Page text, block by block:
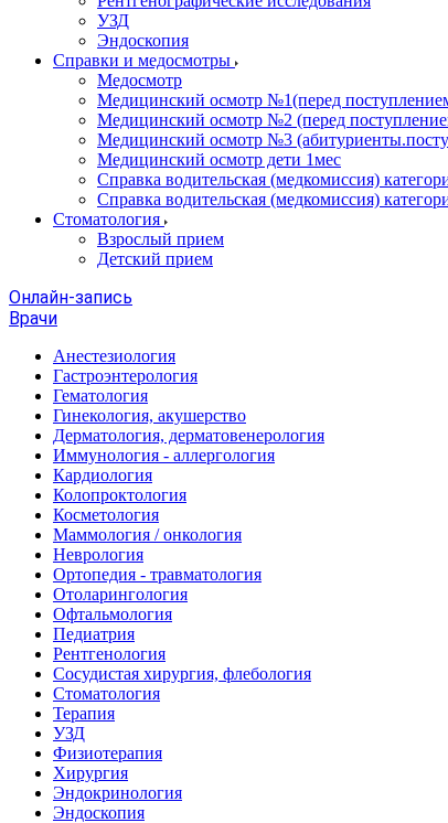
УЗД
Эндоскопия
Справки и медосмотры
Медосмотр
Медицинский осмотр №1(перед
Медицинский осмотр №2 (перед
Медицинский осмотр №3
Медицинский осмотр дети 1мес
Справка водительская (медкомиссия)
Справка водительская (медкомиссия)
Стоматология
Взрослый прием
Детский прием
Онлайн-запись
Врачи
Анестезиология
Гастроэнтерология
Гематология
Гинекология, акушерство
Дерматология, дерматовенерология
Иммунология - аллергология
Кардиология
Колопроктология
Косметология
Маммология / онкология
Неврология
Ортопедия - травматология
Отоларингология
Офтальмология
Педиатрия
Рентгенология
Сосудистая хирургия, флебология
Стоматология
Терапия
УЗД
Физиотерапия
Хирургия
Эндокринология
Эндоскопия